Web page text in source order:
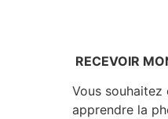
RECEVOIR
Vous souhaitez
apprendre la